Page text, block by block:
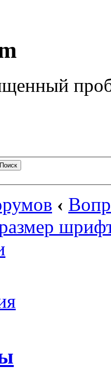
‹